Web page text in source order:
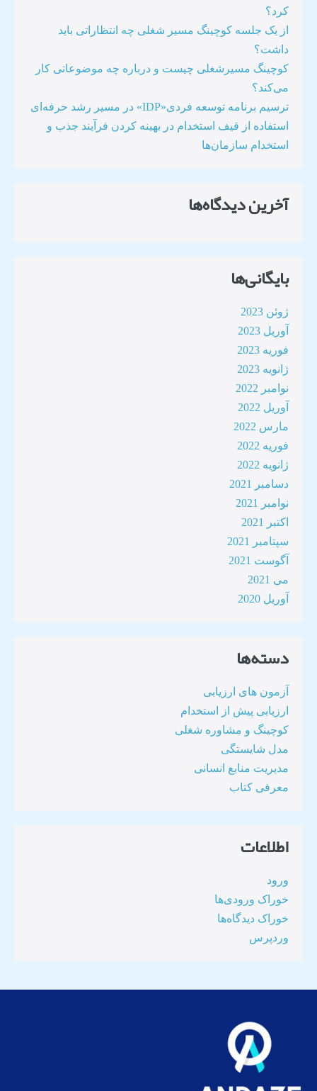
کرد؟
از یک جلسه کوچینگ مسیر شغلی چه انتظاراتی باید
داشت؟
کوچینگ مسیرشغلی چیست و درباره چه موضوعاتی کار
می‌کند؟
ترسیم برنامه توسعه فردی«IDP» در مسیر رشد حرفه‌ای
استفاده از قیف استخدام در بهینه کردن فرآیند جذب و
استخدام سازمان‌ها​
آخرین دیدگاه‌ها
بایگانی‌ها
ژوئن 2023
آوریل 2023
فوریه 2023
ژانویه 2023
نوامبر 2022
آوریل 2022
مارس 2022
فوریه 2022
ژانویه 2022
دسامبر 2021
نوامبر 2021
اکتبر 2021
سپتامبر 2021
آگوست 2021
می 2021
آوریل 2020
دسته‌ها
آزمون های ارزیابی
ارزیابی پیش از استخدام
کوچینگ و مشاوره شغلی
مدل شایستگی
مدیریت منابع انسانی
معرفی کتاب
اطلاعات
ورود
خوراک ورودی‌ها
خوراک دیدگاه‌ها
وردپرس